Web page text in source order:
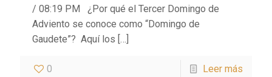
/ 08:19 PM ¿Por qué el Tercer Domingo de
Adviento se conoce como “Domingo de
Gaudete”? Aquí los […]
0 Leer más